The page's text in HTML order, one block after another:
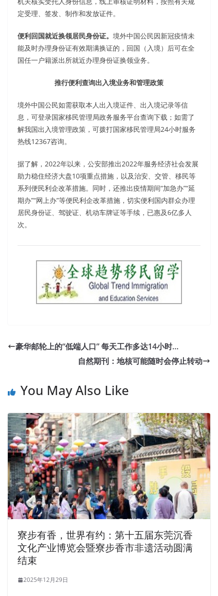
定受理、签发、制作和发放证件。
便利回国就近换领居民身份证。 境外中国公民因新冠疫情未
能及时办理身份证有效期满换证的，回国（入境）后可在全
国任一户籍派出所就近办理身份证换领业务。
推行便利查询出入境业务和管理政策
境外中国公民如需获取本人出入境证件、出入境记录等信
息，可登录国家移民管理局政务服务平台查询下载；如需了
解我国出入境管理政策，可拨打国家移民管理局24小时服务
热线12367咨询。
据了解，2022年以来，公安部推出2022年服务经济社会发展
助力稳住经济大盘10项重点措施，以及治安、交管、移民等
系列便民利企改革措施。同时，还推出疫情期间“加急办”“延
期办”“网上办”等便民利企改革措施，切实便利国内群众办理
居民身份证、驾驶证、机动车牌证等手续，已惠及6亿多人
次。
豪华邮轮上的“低端人口” 每天工作多达14小时…
自然期刊：地核可能随时会停止转动
You May Also Like
寮步有香，世界有约：第十五届东莞沉香
文化产业博览会暨寮步香市非遗活动圆满
结束
2025年12月29日